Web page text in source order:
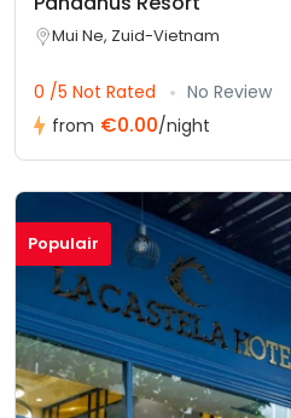
Mui Ne, Zuid-Vietnam
0 /5 Not Rated
No Review
from €0.00/night
Populair